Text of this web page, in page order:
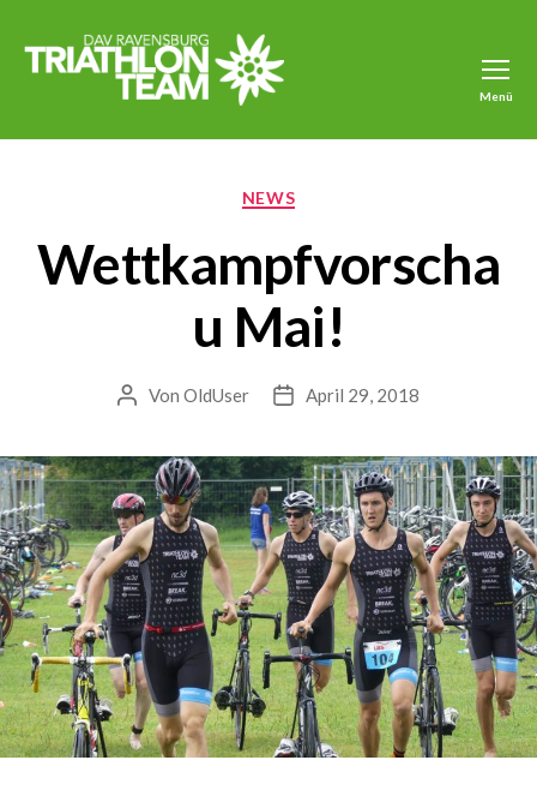
DAV
Menü
Kategorien
NEWS
Wettkampfvorscha
u Mai!
Beitragsautor
Von OldUser Veröffentlichungsdatum
April 29, 2018